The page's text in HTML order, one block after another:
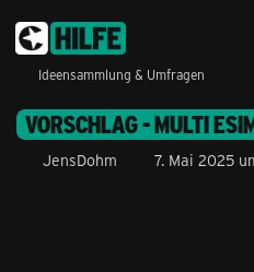
Ideensammlung & Umfragen
VORSCHLAG - MULTI
JensDohm 7. Mai 2025